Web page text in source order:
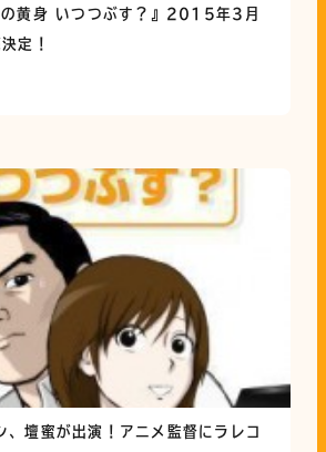
黄身 いつつぶす？』2015年3月
定！
、壇蜜が出演！アニメ監督にラレコ